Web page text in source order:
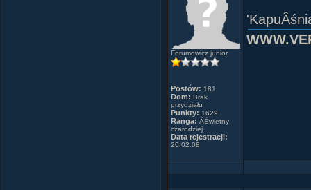
Forumowicz junior
Postów: 181
Dom: Brak
przydziału
Punkty: 1629
Ranga: ÂŚwietny
czarodziej
Data rejestracji:
20.02.08